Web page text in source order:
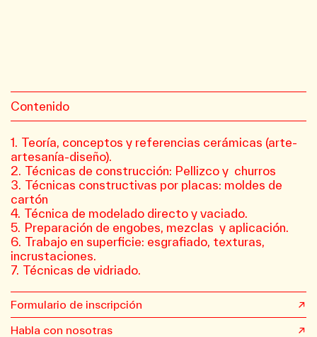
Contenido
Teoría, conceptos y referencias cerámicas (arte-
artesanía-diseño).
Técnicas de construcción: Pellizco y churros
Técnicas constructivas por placas: moldes de
cartón
Técnica de modelado directo y vaciado.
Preparación de engobes, mezclas y aplicación.
Trabajo en superficie: esgrafiado, texturas,
incrustaciones.
Técnicas de vidriado.
Formulario de inscripción
Habla con nosotras